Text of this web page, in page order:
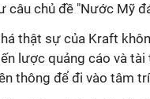
câu chủ đề "Nước Mỹ
thật sự của Kraft
lược quảng cáo và
thông để đi vào tâm